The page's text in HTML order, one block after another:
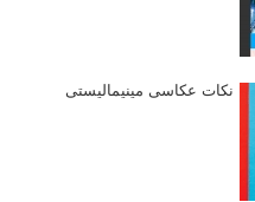
نکات عکاسی مینیمالیستی